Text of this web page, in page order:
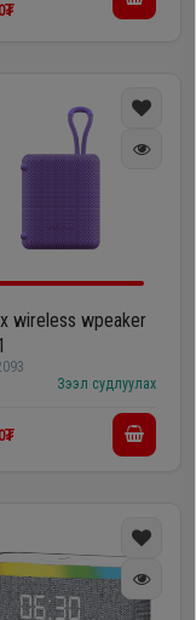
wireless wpeaker
Зээл судлуулах